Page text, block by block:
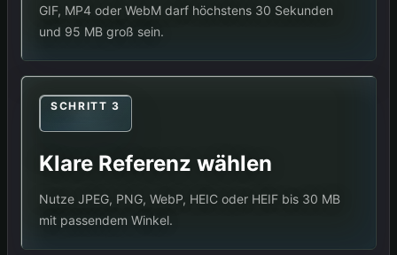
GIF, MP4 oder WebM darf höchstens 30 Sekunden
und 95 MB groß sein.
SCHRITT 3
Klare Referenz wählen
Nutze JPEG, PNG, WebP, HEIC oder HEIF bis 30 MB
mit passendem Winkel.